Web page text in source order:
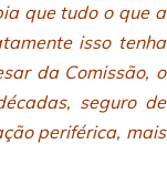
que tudo o que a
isso tenha
da Comissão, o
seguro de
periférica, mais